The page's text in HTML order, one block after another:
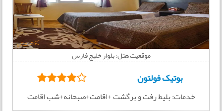
موقعیت هتل: بلوار خلیج فارس
بوتیک فولتون
خدمات: بلیط رفت و برگشت +اقامت+صبحانه+شب اقامت